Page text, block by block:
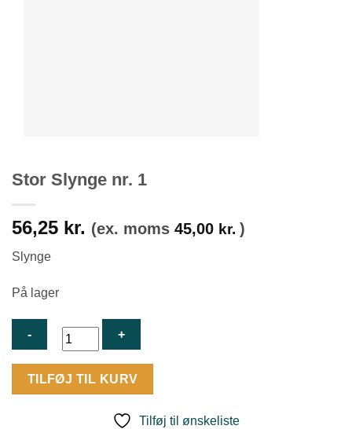
Stor Slynge nr. 1
56,25 kr. (ex. moms 45,00 kr. )
Slynge
På lager
Stor
TILFØJ TIL KURV
Tilføj til ønskeliste